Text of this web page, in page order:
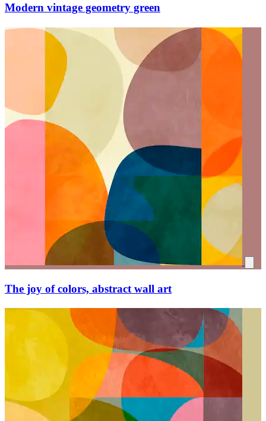
Modern vintage geometry green
The joy of colors, abstract wall art